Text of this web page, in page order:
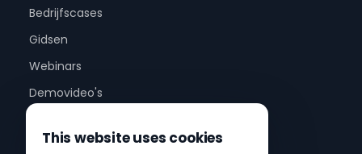
Bedrijfscases
Gidsen
Webinars
Demovideo's
Bedrijf
This website uses cookies